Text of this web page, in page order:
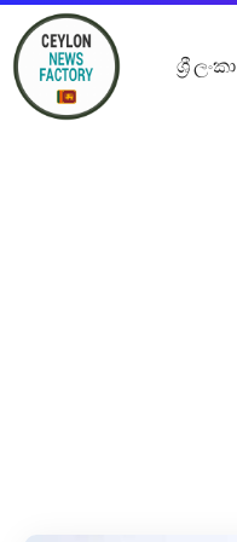
ශ්‍රී ලංකා